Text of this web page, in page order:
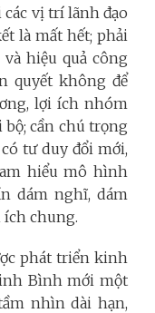
vị trí lãnh đạo
là mất hết; phải
hiệu quả công
quyết không để
lợi ích nhóm
cần chú trọng
tư duy đổi mới,
hiểu mô hình
dám nghĩ, dám
chung.
phát triển kinh
Bình mới một
nhìn dài hạn,